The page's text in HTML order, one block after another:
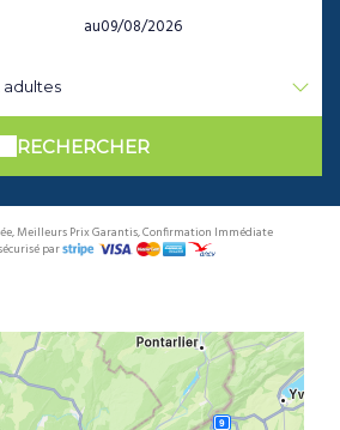
au
adultes
RECHERCHER
Meilleurs Prix Garantis, Confirmation Immédiate
par